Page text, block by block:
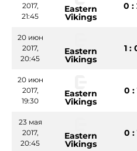
2017,
21:45
Eastern
Vikings
0 :
20 июн
2017,
20:45
Eastern
Vikings
1 :
20 июн
2017,
19:30
Eastern
Vikings
0 :
23 мая
2017,
20:45
Eastern
Vikings
0 :